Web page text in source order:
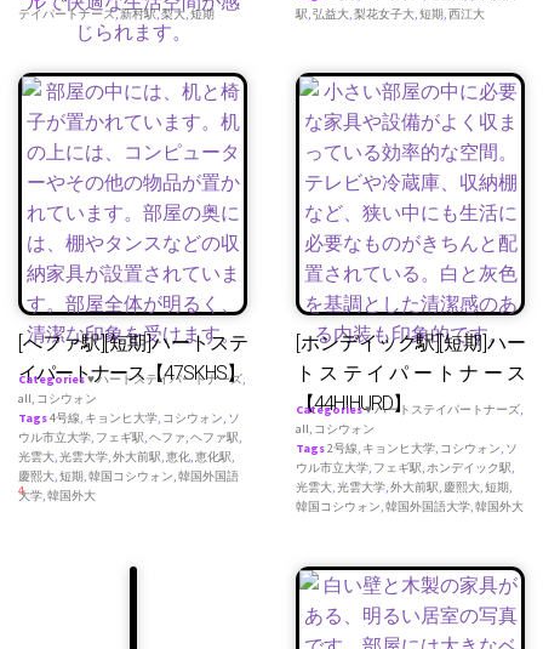
テイパートナース,新村駅,梨大,短期
駅,弘益大,梨花女子大,短期,西江大
[へファ駅][短期]ハートステ
イパートナース【47SKHS】
Categories♥ ハートステイパートナーズ,
all, コシウォン
Tags4号線, キョンヒ大学, コシウォン, ソ
ウル市立大学, フェギ駅,ヘファ,ヘファ駅,
光雲大,光雲大学,外大前駅,恵化,恵化駅,
慶熙大,短期,韓国コシウォン,韓国外国語
大学,韓国外大
4
[ホンデイック駅][短期]ハー
トステイパートナース
【44HIHURD】
Categories♥ ハートステイパートナーズ,
all, コシウォン
Tags2号線, キョンヒ大学, コシウォン, ソ
ウル市立大学, フェギ駅,ホンデイック駅,
光雲大,光雲大学,外大前駅, 慶熙大,短期,
韓国コシウォン,韓国外国語大学,韓国外大